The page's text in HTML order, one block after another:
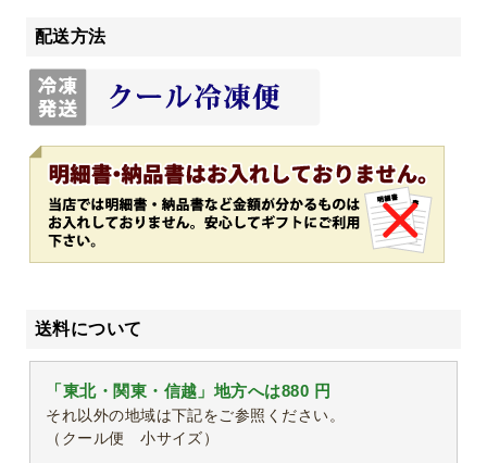
配送方法
送料について
「東北・関東・信越」地方へは880 円
それ以外の地域は下記をご参照ください。
（クール便 小サイズ）